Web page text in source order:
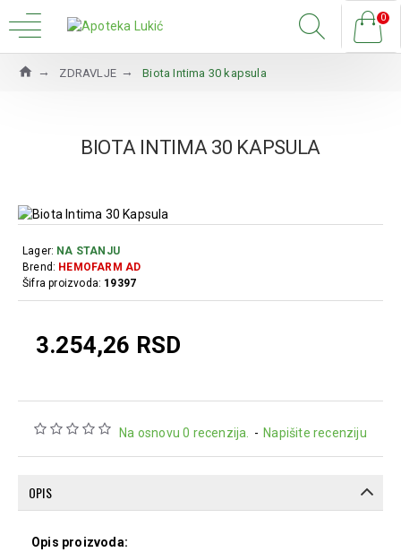
0
ZDRAVLJE Biota Intima 30 kapsula
BIOTA INTIMA 30 KAPSULA
Na osnovu 0 recenzija. - Napišite recenziju
3.254,26 RSD
Lager: NA STANJU
Brend: HEMOFARM AD
Šifra proizvoda: 19397
OPIS
Opis proizvoda: